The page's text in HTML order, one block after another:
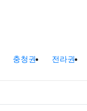
,방가로낚
충청권 전라권